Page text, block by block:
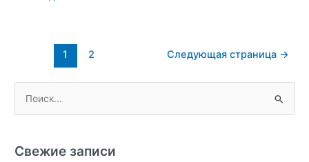
Республике
Крым
ОТКЗ
институте
Постраничная
записи
1 2 Следующая страница →
с
Свежие записи